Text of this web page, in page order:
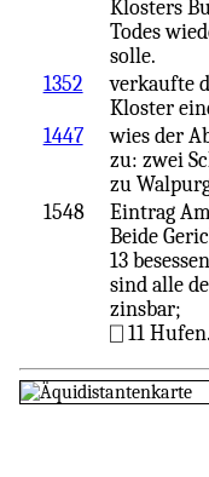
Klosters
Todes
solle.
1352
verkaufte
Kloster
1447
wies der
zu: zwei
zu
1548
Eintrag
Beide
13
sind alle
zinsbar;
⎕ 11 Hufen.